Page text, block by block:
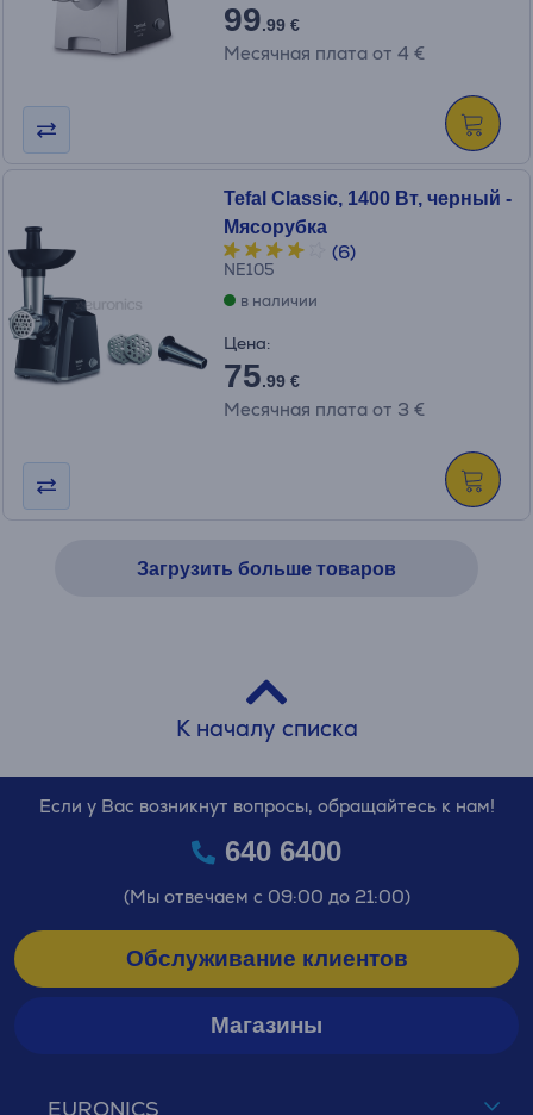
99.99 €
Месячная плата от 4 €
Tefal Classic, 1400 Вт, черный -
Мясорубка
(6)
NE105
в наличии
Цена:
75.99 €
Месячная плата от 3 €
Загрузить больше товаров
К началу списка
EURONICS
Если у Вас возникнут вопросы, обращайтесь к нам!
640 6400
(Мы отвечаем с 09:00 до 21:00)
Обслуживание клиентов
Магазины